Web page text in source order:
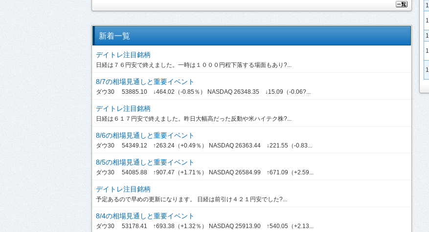
新着一覧
デイトレ注目銘柄
日経は７６円安で終えました。一時は１０００円程下落する場面もあり?...
8/7の相場見通しと重要イベント
ダウ30 53885.10 ↓464.02（-0.85％） NASDAQ 26348.35 ↓15.09（-0.06?...
デイトレ注目銘柄
日経は６１７円安で終えました。昨日大幅高だった反動や米ハイテク株?...
8/6の相場見通しと重要イベント
ダウ30 54349.12 ↑263.24（+0.49％） NASDAQ 26363.44 ↓221.55（-0.83...
8/5の相場見通しと重要イベント
ダウ30 54085.88 ↑907.47（+1.71％） NASDAQ 26584.99 ↑671.09（+2.59...
デイトレ注目銘柄
予定あるので早めの更新になります。 日経は前引け４２１円安でした?...
8/4の相場見通しと重要イベント
ダウ30 53178.41 ↑693.38（+1.32％） NASDAQ 25913.90 ↑540.05（+2.13...